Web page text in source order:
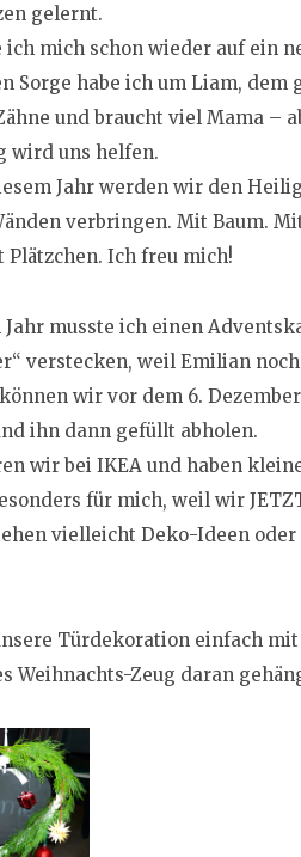
gelernt.
ich mich schon wieder auf ein
Sorge habe ich um Liam,
und braucht viel Mama –
wird uns helfen.
Jahr werden wir den
verbringen. Mit Baum.
Plätzchen. Ich freu mich!
musste ich einen
verstecken, weil Emilian
wir vor dem 6.
ihn dann gefüllt abholen.
wir bei IKEA und haben
für mich, weil wir
vielleicht Deko-Ideen
Türdekoration einfach
Weihnachts-Zeug daran